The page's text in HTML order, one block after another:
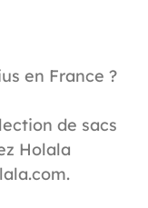
en France ?
de sacs
Holala